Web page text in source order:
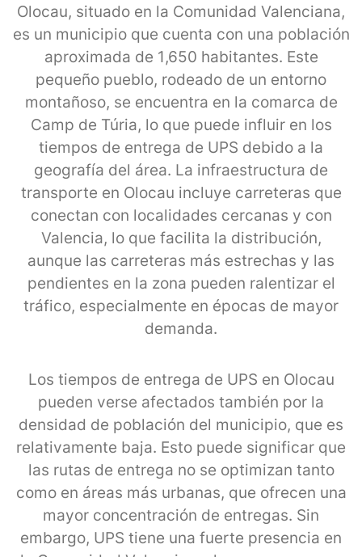
Olocau, situado en la Comunidad Valenciana,
es un municipio que cuenta con una población
aproximada de 1,650 habitantes. Este
pequeño pueblo, rodeado de un entorno
montañoso, se encuentra en la comarca de
Camp de Túria, lo que puede influir en los
tiempos de entrega de UPS debido a la
geografía del área. La infraestructura de
transporte en Olocau incluye carreteras que
conectan con localidades cercanas y con
Valencia, lo que facilita la distribución,
aunque las carreteras más estrechas y las
pendientes en la zona pueden ralentizar el
tráfico, especialmente en épocas de mayor
demanda.
Los tiempos de entrega de UPS en Olocau
pueden verse afectados también por la
densidad de población del municipio, que es
relativamente baja. Esto puede significar que
las rutas de entrega no se optimizan tanto
como en áreas más urbanas, que ofrecen una
mayor concentración de entregas. Sin
embargo, UPS tiene una fuerte presencia en